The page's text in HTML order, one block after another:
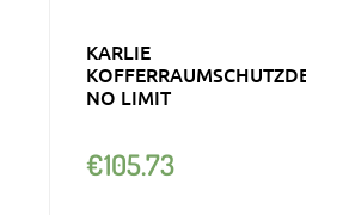
KARLIE
KOFFERRAUMSCHUTZDECKE
NO LIMIT
€105.73